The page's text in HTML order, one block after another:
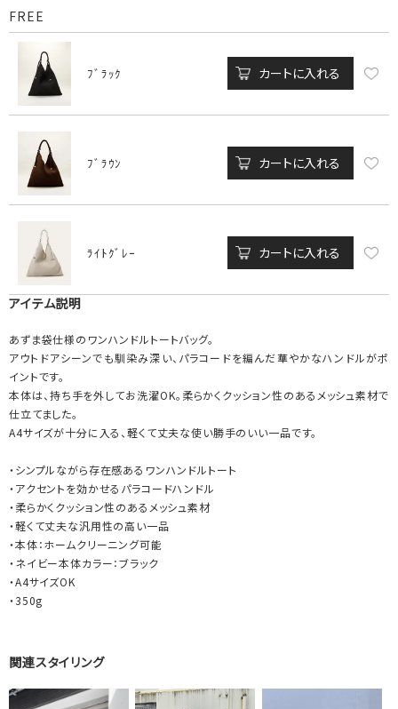
FREE
ﾌﾞﾗｯｸ カートに入れる
ﾌﾞﾗｳﾝ カートに入れる
ﾗｲﾄｸﾞﾚｰ カートに入れる
アイテム説明
あずま袋仕様のワンハンドルトートバッグ。
アウトドアシーンでも馴染み深い、パラコードを編んだ華やかなハンドルがポ
イントです。
本体は、持ち手を外してお洗濯OK。柔らかくクッション性のあるメッシュ素材で
仕立てました。
A4サイズが十分に入る、軽くて丈夫な使い勝手のいい一品です。
・シンプルながら存在感あるワンハンドルトート
・アクセントを効かせるパラコードハンドル
・柔らかくクッション性のあるメッシュ素材
・軽くて丈夫な汎用性の高い一品
・本体：ホームクリーニング可能
・ネイビー本体カラー：ブラック
・A4サイズOK
・350g
関連スタイリング